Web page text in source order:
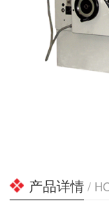
产品详情 /